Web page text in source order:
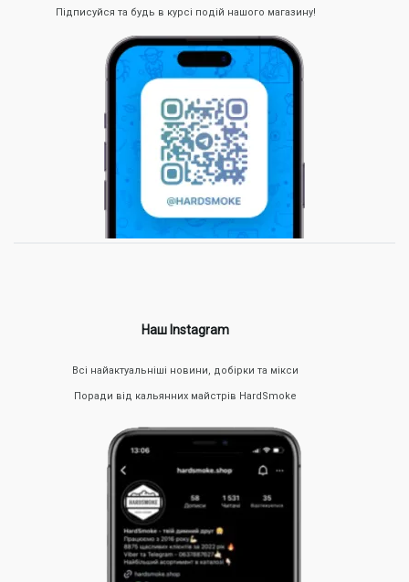
Підписуйся та будь в курсі подій нашого магазину!
Наш Instagram
Всі найактуальніші новини, добірки та мікси
Поради від кальянних майстрів HardSmoke